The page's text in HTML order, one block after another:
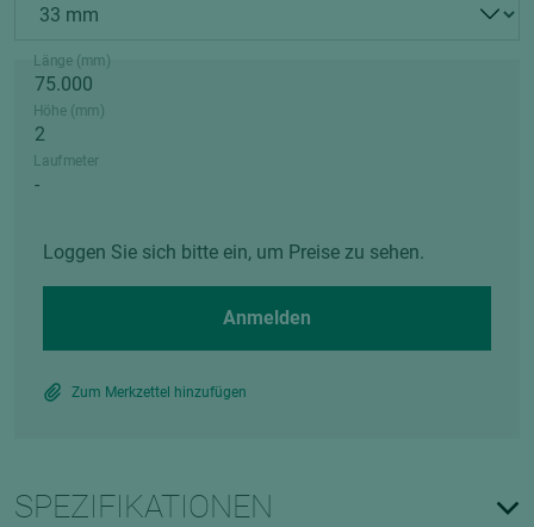
Länge (mm)
Höhe (mm)
Laufmeter
Loggen Sie sich bitte ein, um Preise zu sehen.
Anmelden
Zum Merkzettel hinzufügen
SPEZIFIKATIONEN